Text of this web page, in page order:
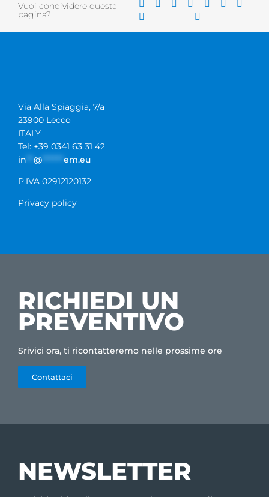
Vuoi condividere questa
pagina?
Via Alla Spiaggia, 7/a
23900 Lecco
ITALY
Tel: +39 0341 63 31 42
in
@ ****** em.eu
P.IVA 02912120132
Privacy policy
RICHIEDI UN
PREVENTIVO
Srivici ora, ti ricontatteremo nelle prossime ore
Contattaci
NEWSLETTER